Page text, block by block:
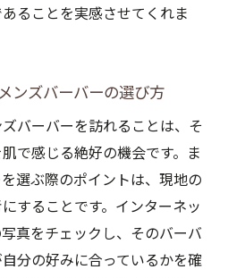
よる独自のバーバースタイ
ーで味わう地域特有のスタ
イルを体感できるメンズバ
ることを実感させてくれま
ンズバーバーの選び方
バーバーを訪れることは、そ
で感じる絶好の機会です。ま
選ぶ際のポイントは、現地の
することです。インターネッ
真をチェックし、そのバーバ
分の好みに合っているかを確